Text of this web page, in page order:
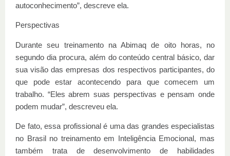
autoconhecimento”, descreve ela.
Perspectivas
Durante seu treinamento na Abimaq de oito horas, no
segundo dia procura, além do conteúdo central básico, dar
sua visão das empresas dos respectivos participantes, do
que pode estar acontecendo para que comecem um
trabalho. “Eles abrem suas perspectivas e pensam onde
podem mudar”, descreveu ela.
De fato, essa profissional é uma das grandes especialistas
no Brasil no treinamento em Inteligência Emocional, mas
também trata de desenvolvimento de habilidades